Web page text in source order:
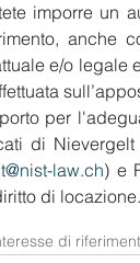
imporre un
anche
e/o legale
per
di
law.ch) e
di locazione.
di